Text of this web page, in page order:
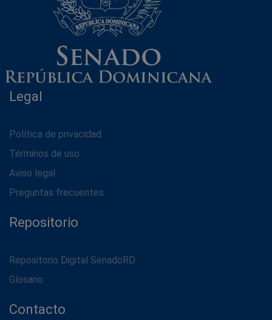
Legal
Política de privacidad
Términos de uso
Aviso legal
Preguntas frecuentes
Repositorio
Repositorio Digital SenadoRD
Glosario
Contacto